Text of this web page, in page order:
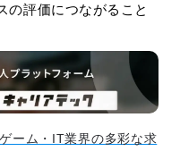
の評価につながること
ーム・IT業界の多彩な求